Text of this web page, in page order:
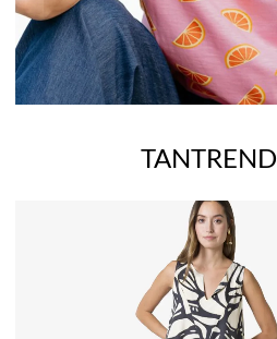
TANTREND